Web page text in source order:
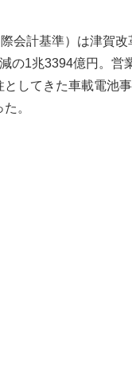
会計基準）は津賀
の1兆3394億円。
してきた車載電池
。